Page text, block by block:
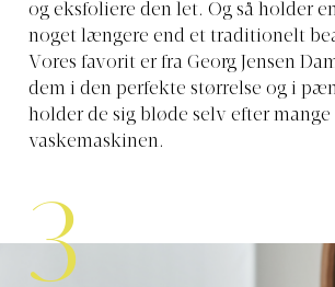
og eksfoliere den let. Og så holder
noget længere end et traditionelt
Vores favorit er fra Georg Jensen
dem i den perfekte størrelse og i
holder de sig bløde selv efter mange
vaskemaskinen.
3